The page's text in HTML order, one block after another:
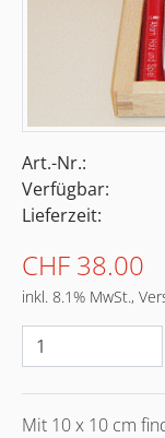
Art.-Nr.:
Verfügbar:
Lieferzeit:
CHF 38.00
inkl. 8.1% MwSt.,
Mit 10 x 10 cm